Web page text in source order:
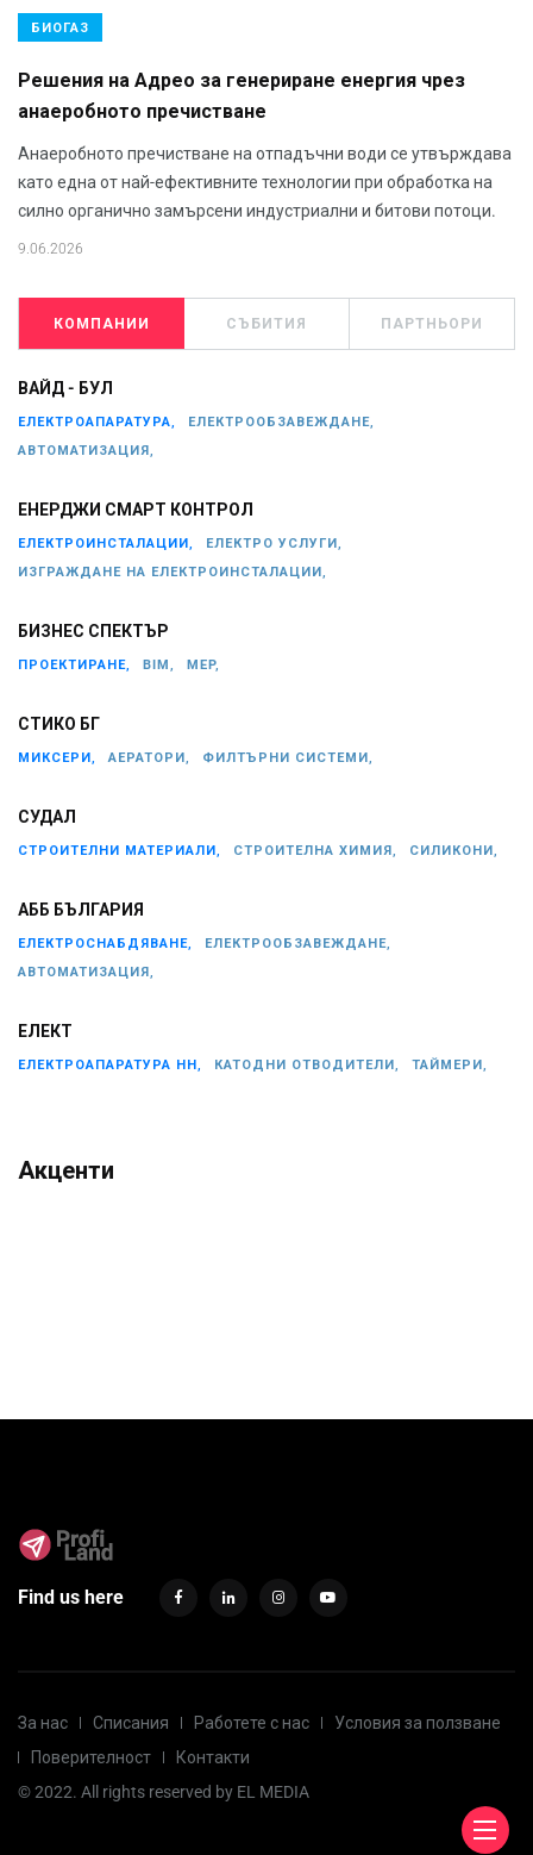
БИОГАЗ
Решения на Адрео за генериране енергия чрез
анаеробното пречистване
Анаеробното пречистване на отпадъчни води се утвърждава
като една от най-ефективните технологии при обработка на
силно органично замърсени индустриални и битови потоци.
9.06.2026
КОМПАНИИ СЪБИТИЯ ПАРТНЬОРИ
ВАЙД - БУЛ
ЕЛЕКТРОАПАРАТУРА,
ЕЛЕКТРООБЗАВЕЖДАНЕ,
АВТОМАТИЗАЦИЯ,
ЕНЕРДЖИ СМАРТ КОНТРОЛ
ЕЛЕКТРОИНСТАЛАЦИИ,
ЕЛЕКТРО УСЛУГИ,
ИЗГРАЖДАНЕ НА ЕЛЕКТРОИНСТАЛАЦИИ,
БИЗНЕС СПЕКТЪР
ПРОЕКТИРАНЕ, BIM, MEP,
СТИКО БГ
МИКСЕРИ, АЕРАТОРИ, ФИЛТЪРНИ СИСТЕМИ,
СУДАЛ
СТРОИТЕЛНИ МАТЕРИАЛИ, СТРОИТЕЛНА ХИМИЯ, СИЛИКОНИ,
АББ БЪЛГАРИЯ
ЕЛЕКТРОСНАБДЯВАНЕ,
ЕЛЕКТРООБЗАВЕЖДАНЕ,
АВТОМАТИЗАЦИЯ,
ЕЛЕКТ
ЕЛЕКТРОАПАРАТУРА НН, КАТОДНИ ОТВОДИТЕЛИ, ТАЙМЕРИ,
Акценти
Find us here
За нас Списания Работете с нас
Условия за ползване
Поверителност
Контакти
© 2022. All rights reserved by EL MEDIA